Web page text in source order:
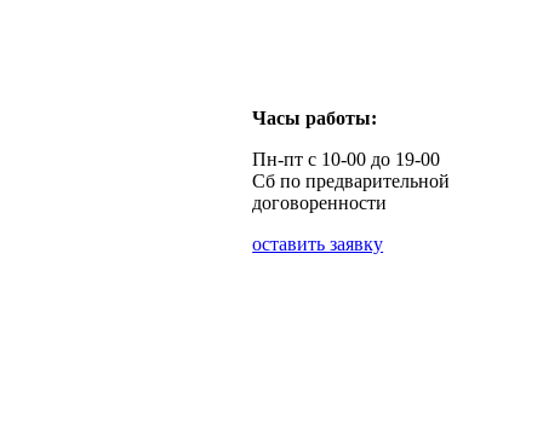
Часы работы:
Пн-пт с 10-00 до 19-00
Сб по предварительной
договоренности
оставить заявку